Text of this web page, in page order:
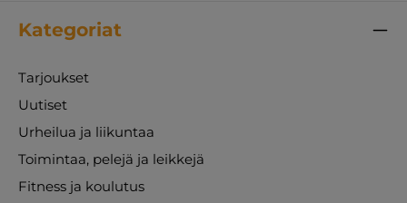
Kategoriat
Tarjoukset
Uutiset
Urheilua ja liikuntaa
Toimintaa, pelejä ja leikkejä
Fitness ja koulutus